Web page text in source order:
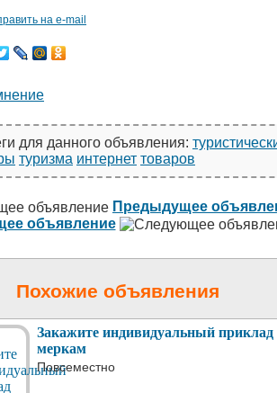
на e-mail
для данного объявления:
туризма интернет товаров
Предыдущее
объявление
Похожие объявления
Закажите индивидуальный приклад
меркам
Повсеместно